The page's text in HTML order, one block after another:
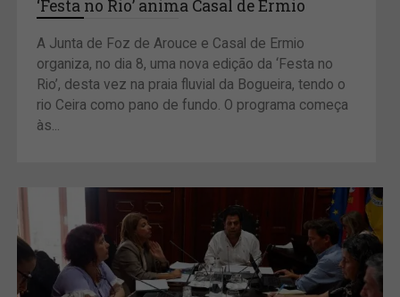
‘Festa no Rio’ anima Casal de Ermio
A Junta de Foz de Arouce e Casal de Ermio
organiza, no dia 8, uma nova edição da ‘Festa no
Rio’, desta vez na praia fluvial da Bogueira, tendo o
rio Ceira como pano de fundo. O programa começa
às...